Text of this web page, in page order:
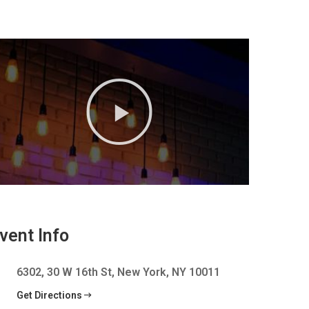
Info
6302, 30 W 16th St, New York, NY 10011
Get Directions